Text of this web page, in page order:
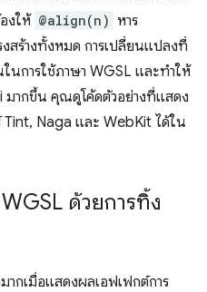
งให้ @align(n) หาร
งสร้างทั้งหมด การเปลี่ยนแปลงที่
นการใช้ภาษา WGSL และทำให้
มากขึ้น คุณดูโค้ดตัวอย่างที่แสดง
Tint, Naga และ WebKit ได้ใน
ด้วยการทิ้ง
ากเมื่อแสดงผลเอฟเฟกต์การ